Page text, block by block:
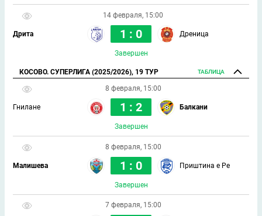
14 февраля, 15:00
Дрита 1 : 0 Дреница
Завершен
КОСОВО. СУПЕРЛИГА (2025/2026), 19 ТУР ТАБЛИЦА
8 февраля, 15:00
Гнилане 1 : 2 Балкани
Завершен
8 февраля, 15:00
Малишева 1 : 0 Приштина е Ре
Завершен
7 февраля, 15:00